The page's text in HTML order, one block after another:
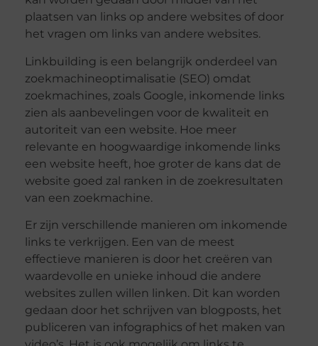
plaatsen van links op andere websites of door
het vragen om links van andere websites.
Linkbuilding is een belangrijk onderdeel van
zoekmachineoptimalisatie (SEO) omdat
zoekmachines, zoals Google, inkomende links
zien als aanbevelingen voor de kwaliteit en
autoriteit van een website. Hoe meer
relevante en hoogwaardige inkomende links
een website heeft, hoe groter de kans dat de
website goed zal ranken in de zoekresultaten
van een zoekmachine.
Er zijn verschillende manieren om inkomende
links te verkrijgen. Een van de meest
effectieve manieren is door het creëren van
waardevolle en unieke inhoud die andere
websites zullen willen linken. Dit kan worden
gedaan door het schrijven van blogposts, het
publiceren van infographics of het maken van